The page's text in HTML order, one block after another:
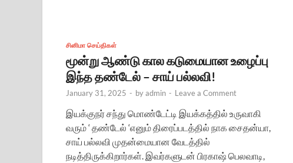
சினிமா செய்திகள்
மூன்று ஆண்டு கால கடுமையான உழைப்பு
இந்த தண்டேல் – சாய் பல்லவி!
January 31, 2025 - byadmin - Leave a Comment
இயக்குநர் சந்து மொண்டேட்டி இயக்கத்தில் உருவாகி
வரும் ‘ தண்டேல் ‘எனும் திரைப்படத்தில் நாக சைதன்யா,
சாய் பல்லவி முதன்மையான வேடத்தில்
நடித்திருக்கிறார்கள். இவர்களுடன் பிரகாஷ் பெலவாடி,